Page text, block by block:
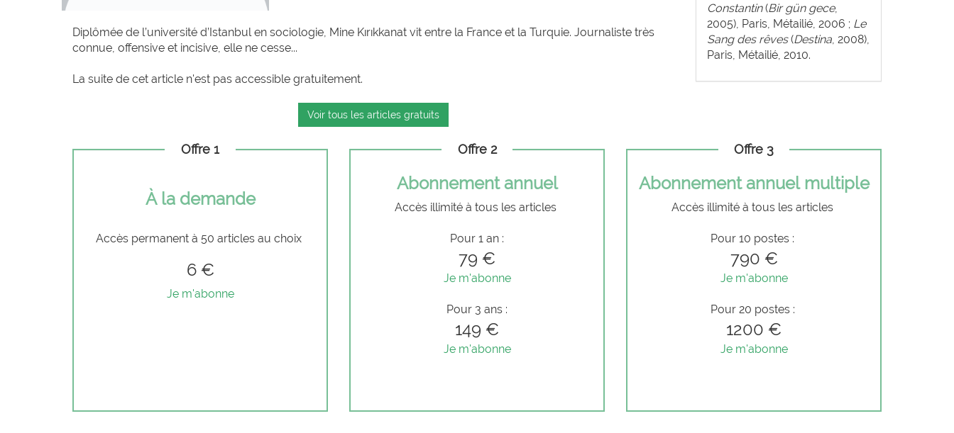
Diplômée de l’université d’Istanbul en sociologie, Mine Kırıkkanat vit entre la France et la Turquie. Journaliste très
connue, offensive et incisive, elle ne cesse...
La suite de cet article n'est pas accessible gratuitement.
Voir tous les articles gratuits
Constantin(Bir gün gece,
2005), Paris, Métailié, 2006 ; Le
Sang des rêves(Destina, 2008),
Paris, Métailié, 2010.
Offre 1
À la demande
Accès permanent à 50 articles au choix
6 €
Je m'abonne
Offre 2
Abonnement annuel
Accès illimité à tous les articles
Pour 1 an :
79 €
Je m'abonne
Pour 3 ans :
149 €
Je m'abonne
Offre 3
Abonnement annuel multiple
Accès illimité à tous les articles
Pour 10 postes :
790 €
Je m'abonne
Pour 20 postes :
1200 €
Je m'abonne